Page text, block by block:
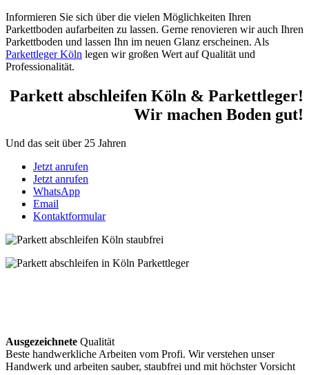
Informieren Sie sich über die vielen Möglichkeiten Ihren
Parkettboden aufarbeiten zu lassen. Gerne renovieren wir auch Ihren
Parkettboden und lassen Ihn im neuen Glanz erscheinen. Als
Parkettleger Köln legen wir großen Wert auf Qualität und
Professionalität.
Parkett abschleifen Köln & Parkettleger!
Wir machen Boden gut!
Und das seit über 25 Jahren
Jetzt anrufen
Jetzt anrufen
WhatsApp
Email
Kontaktformular
Ausgezeichnete Qualität
Beste handwerkliche Arbeiten vom Profi. Wir verstehen unser
Handwerk und arbeiten sauber, staubfrei und mit höchster Vorsicht